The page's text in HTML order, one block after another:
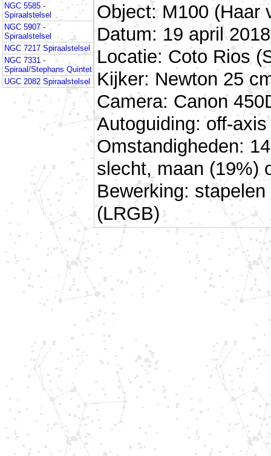
NGC 5585 -
Spiraalstelsel
NGC 5907 -
Spiraalstelsel
NGC 7217 Spiraalstelsel
NGC 7331 -
Spiraal/Stephans Quintet
UGC 2082 Spiraalstelsel
Object: M100 (Haar
Datum: 19 april
Locatie: Coto Rios
Kijker: Newton 25
Camera: Canon
Autoguiding: off-
Omstandigheden:
slecht, maan (19%)
Bewerking:
(LRGB)